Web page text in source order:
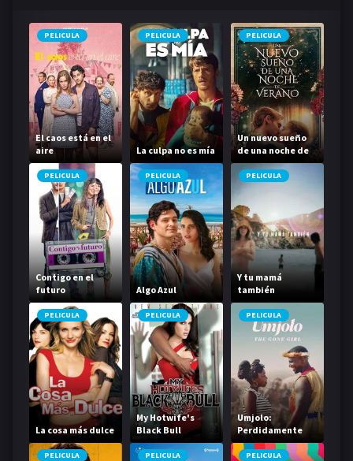
PELICULA
El caos está en el
aire
PELICULA
La culpa no es mía
PELICULA
Un nuevo sueño
de una noche de
verano
PELICULA
Contigo en el
futuro
PELICULA
Algo Azul
PELICULA
Y tu mamá
también
PELICULA
La cosa más dulce
PELICULA
My Hotwife's
Black Bull
PELICULA
Umjolo:
Perdidamente
enamorada
PELICULA PELICULA PELICULA